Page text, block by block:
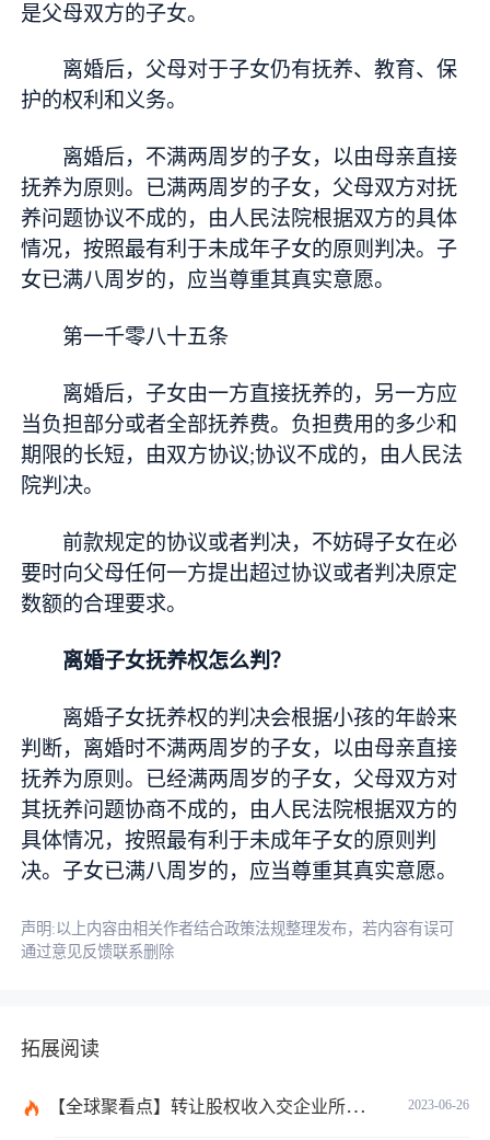
是父母双方的子女。
离婚后，父母对于子女仍有抚养、教育、保
护的权利和义务。
离婚后，不满两周岁的子女，以由母亲直接
抚养为原则。已满两周岁的子女，父母双方对抚
养问题协议不成的，由人民法院根据双方的具体
情况，按照最有利于未成年子女的原则判决。子
女已满八周岁的，应当尊重其真实意愿。
第一千零八十五条
离婚后，子女由一方直接抚养的，另一方应
当负担部分或者全部抚养费。负担费用的多少和
期限的长短，由双方协议;协议不成的，由人民法
院判决。
前款规定的协议或者判决，不妨碍子女在必
要时向父母任何一方提出超过协议或者判决原定
数额的合理要求。
离婚子女抚养权怎么判？
离婚子女抚养权的判决会根据小孩的年龄来
判断，离婚时不满两周岁的子女，以由母亲直接
抚养为原则。已经满两周岁的子女，父母双方对
其抚养问题协商不成的，由人民法院根据双方的
具体情况，按照最有利于未成年子女的原则判
决。子女已满八周岁的，应当尊重其真实意愿。
声明:以上内容由相关作者结合政策法规整理发布，若内容有误可
通过意见反馈联系删除
拓展阅读
2023-06-26
【全球聚看点】转让股权收入交企业所得税吗？企业所得税征税原则是什么？